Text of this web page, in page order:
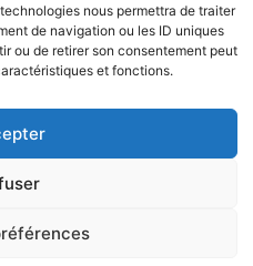
nous permettra de traiter
de navigation ou les ID uniques
ou de retirer son consentement peut
et fonctions.